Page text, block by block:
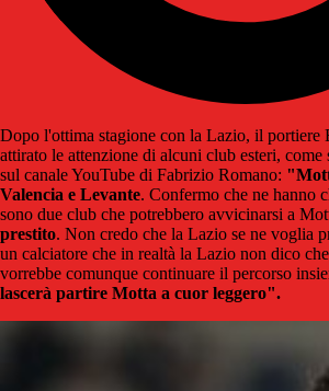
Dopo l'ottima stagione con la Lazio, il portiere
attirato le attenzione di alcuni club esteri,
sul canale YouTube di Fabrizio Romano:
Valencia e Levante. Confermo che ne hanno
sono due club che potrebbero avvicinarsi a
prestito. Non credo che la Lazio se ne voglia
un calciatore che in realtà la Lazio non dico
vorrebbe comunque continuare il percorso
lascerà partire Motta a cuor leggero".